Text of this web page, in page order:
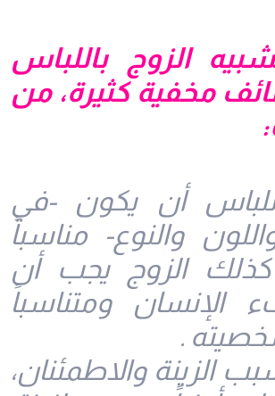
الزوج باللباس
مخفية كثيرة، من
أن يكون -في
والنوع- مناسباً
كذلك الزوج يجب أن
الإنسان ومتناسباً
.
الزينة والاطمئنان،